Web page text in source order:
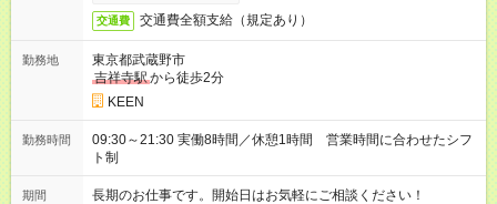
交通費 交通費全額支給（規定あり）
勤務地
東京都武蔵野市
吉祥寺駅から徒歩2分
KEEN
勤務時間
09:30～21:30 実働8時間／休憩1時間 営業時間に合わせたシフ
ト制
期間 長期のお仕事です。開始日はお気軽にご相談ください！